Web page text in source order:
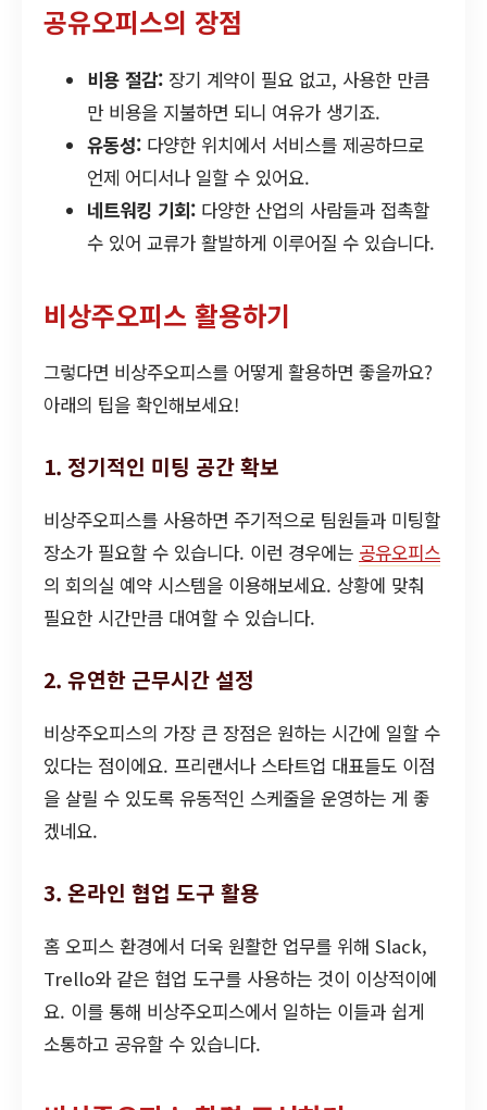
공유오피스의 장점
비용 절감: 장기 계약이 필요 없고, 사용한 만큼
만 비용을 지불하면 되니 여유가 생기죠.
유동성: 다양한 위치에서 서비스를 제공하므로
언제 어디서나 일할 수 있어요.
네트워킹 기회: 다양한 산업의 사람들과 접촉할
수 있어 교류가 활발하게 이루어질 수 있습니다.
비상주오피스 활용하기
그렇다면 비상주오피스를 어떻게 활용하면 좋을까요?
아래의 팁을 확인해보세요!
1. 정기적인 미팅 공간 확보
비상주오피스를 사용하면 주기적으로 팀원들과 미팅할
장소가 필요할 수 있습니다. 이런 경우에는 공유오피스
의 회의실 예약 시스템을 이용해보세요. 상황에 맞춰
필요한 시간만큼 대여할 수 있습니다.
2. 유연한 근무시간 설정
비상주오피스의 가장 큰 장점은 원하는 시간에 일할 수
있다는 점이에요. 프리랜서나 스타트업 대표들도 이점
을 살릴 수 있도록 유동적인 스케줄을 운영하는 게 좋
겠네요.
3. 온라인 협업 도구 활용
홈 오피스 환경에서 더욱 원활한 업무를 위해 Slack,
Trello와 같은 협업 도구를 사용하는 것이 이상적이에
요. 이를 통해 비상주오피스에서 일하는 이들과 쉽게
소통하고 공유할 수 있습니다.